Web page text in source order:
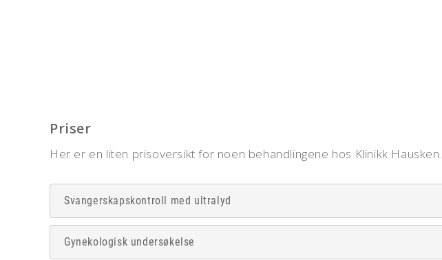
Priser
Her er en liten prisoversikt for noen behandlingene hos Klinikk Hausken.
Svangerskapskontroll med ultralyd
Gynekologisk undersøkelse